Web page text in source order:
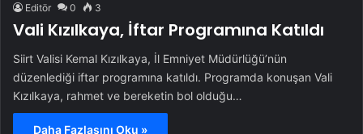
Editör 0 3
Vali Kızılkaya, İftar Programına Katıldı
Siirt Valisi Kemal Kızılkaya, İl Emniyet Müdürlüğü’nün
düzenlediği iftar programına katıldı. Programda konuşan Vali
Kızılkaya, rahmet ve bereketin bol olduğu…
Daha Fazlasını Oku »